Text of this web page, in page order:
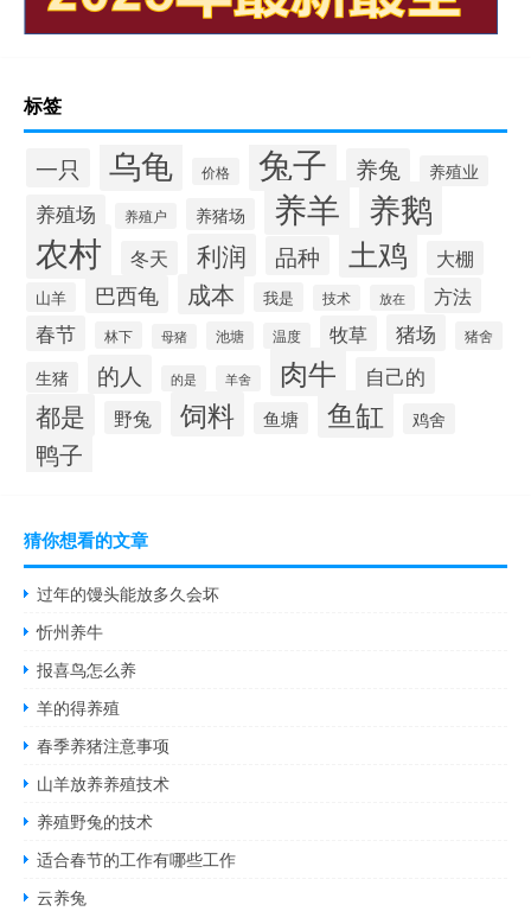
标签
一只 乌龟 价格 兔子 养兔 养殖业
养殖场 养殖户 养猪场 养羊 养鹅
农村 冬天 利润 品种 土鸡 大棚
山羊 巴西龟 成本 我是 技术 放在
方法
春节
林下 母猪 池塘 温度 牧草 猪场 猪舍
生猪 的人 的是 羊舍 肉牛 自己的
都是 野兔 饲料 鱼塘 鱼缸 鸡舍
鸭子
猜你想看的文章
过年的馒头能放多久会坏
忻州养牛
报喜鸟怎么养
羊的得养殖
春季养猪注意事项
山羊放养养殖技术
养殖野兔的技术
适合春节的工作有哪些工作
云养兔